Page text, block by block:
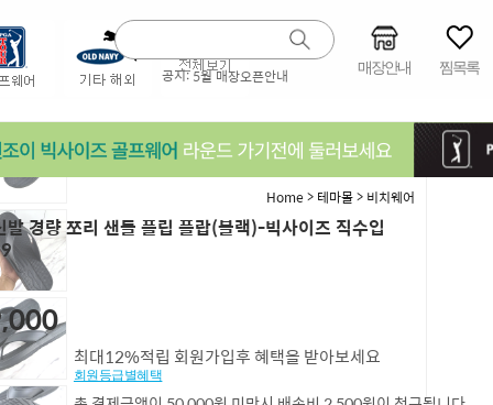
공지:5월 매장오픈안내 매장안내 찜목록
Home> 테마몰> 비치웨어
발 경량 쪼리 샌들 플립 플랍(블랙)-빅사이즈 직수입
최대12%적립 회원가입후 혜택을 받아보세요
회원등급별혜택